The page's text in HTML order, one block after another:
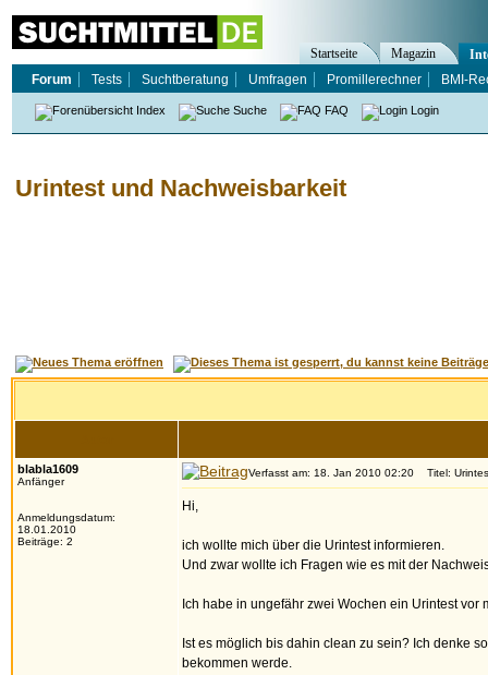
Urintest und Nachweisbarkeit
blabla1609
Anfänger
Anmeldungsdatum:
18.01.2010
Beiträge: 2
Verfasst am: 18. Jan 2010 02:20 Titel:
Hi,
ich wollte mich über die Urintest informieren.
Und zwar wollte ich Fragen wie es mit der
Ich habe in ungefähr zwei Wochen ein Urintest
Ist es möglich bis dahin clean zu sein? Ich denke
bekommen werde.
Startseite Magazin
Forum
Tests Suchtberatung Umfragen Promillerechner BMI-
Index Suche FAQ Login